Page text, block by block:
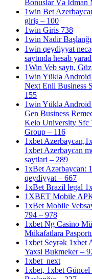
Bonuslar Və Idman
1win Bet
giriş – 100
1win Giris 738
1win Nadir
1win qeydiyyat
saytında hesab
1Win Veb saytı,
1win Yüklə
Next Enli Business
155
1win Yüklə
Gen Business
Keio University Sfc
Group – 116
1xbet
1xbet Azerbaycan
saytlari – 289
1xBet Azərbaycan:
qeydiyyat – 667
1xBet Brazil legal
1XBET Mobile
1xBet Mobile
794 – 978
1xbet Ng Casino
Mükafatlara
1xbet Seyrək 1xbet
Yaxsi Bukmeker –
1xbet_next
1xbet, 1xbet